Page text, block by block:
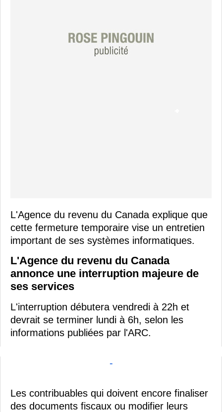
L'Agence du revenu du Canada explique que
cette fermeture temporaire vise un entretien
important de ses systèmes informatiques.
L'Agence du revenu du Canada
annonce une interruption majeure de
ses services
L'interruption débutera vendredi à 22h et
devrait se terminer lundi à 6h, selon les
informations publiées par l'ARC.
-
Les contribuables qui doivent encore finaliser
des documents fiscaux ou modifier leurs